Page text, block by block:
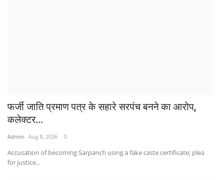
फर्जी जाति प्रमाण पत्र के सहारे सरपंच बनने का आरोप,
कलेक्टर...
Admin Aug 8, 2026 0
Accusation of becoming Sarpanch using a fake caste certificate; plea
for justice...